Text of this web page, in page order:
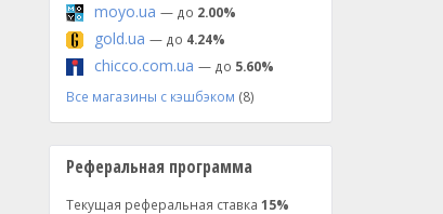
moyo.ua — до 2.00%
gold.ua — до 4.24%
chicco.com.ua — до 5.60%
Все магазины с кэшбэком (8)
Реферальная программа
Текущая реферальная ставка 15%